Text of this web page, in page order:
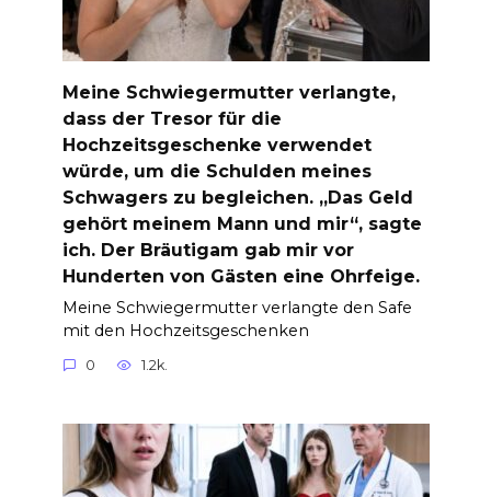
Meine Schwiegermutter verlangte,
dass der Tresor für die
Hochzeitsgeschenke verwendet
würde, um die Schulden meines
Schwagers zu begleichen. „Das Geld
gehört meinem Mann und mir“, sagte
ich. Der Bräutigam gab mir vor
Hunderten von Gästen eine Ohrfeige.
Meine Schwiegermutter verlangte den Safe
mit den Hochzeitsgeschenken
0 1.2k.